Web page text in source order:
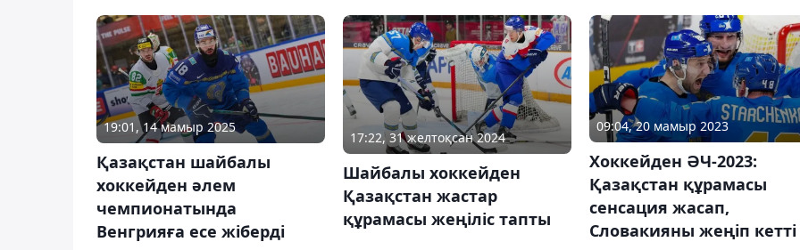
19:01, 14 мамыр 2025
Қазақстан шайбалы
хоккейден әлем
чемпионатында
Венгрияға есе жіберді
17:22, 31 желтоқсан 2024
Шайбалы хоккейден
Қазақстан жастар
құрамасы жеңіліс тапты
09:04, 20 мамыр 2023
Хоккейден ӘЧ-2023:
Қазақстан құрамасы
сенсация жасап,
Словакияны жеңіп кетті